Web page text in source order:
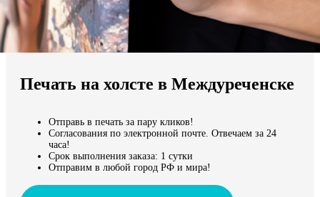
Мы доставляем по всему миру
Печать на холсте в Междуреченске
Отправь в печать за пару кликов!
Согласования по электронной почте. Отвечаем за 24
часа!
Срок выполнения заказа: 1 сутки
Отправим в любой город РФ и мира!